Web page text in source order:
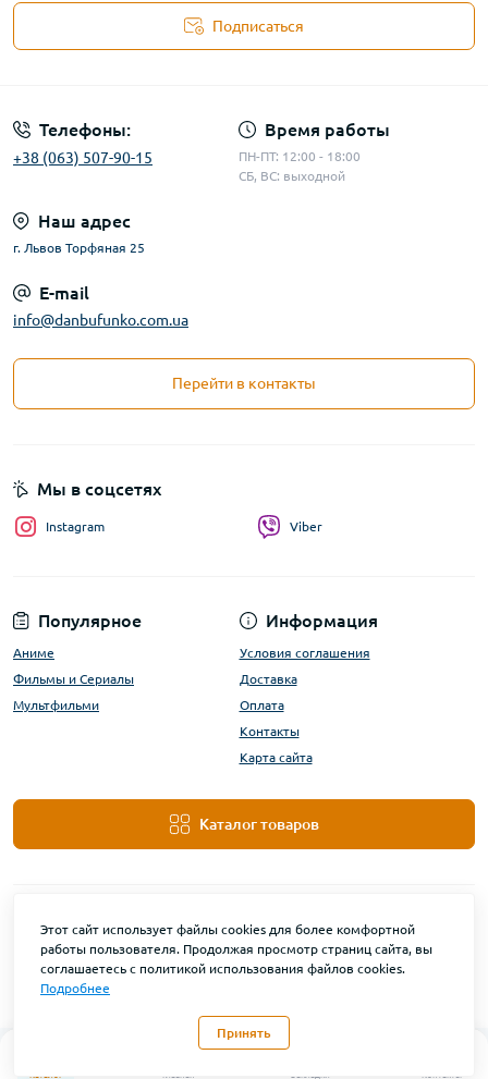
Каталог Главная Закладки Контакты
Подписаться
Телефоны:
+38 (063) 507-90-15
Время работы
ПН-ПТ: 12:00 - 18:00
СБ, ВС: выходной
Наш адрес
г. Львов Торфяная 25
E-mail
info@danbufunko.com.ua
Перейти в контакты
Популярное
Аниме
Фильмы и Сериалы
Мультфильми
Информация
Условия соглашения
Доставка
Оплата
Контакты
Карта сайта
Каталог товаров
Мы в соцсетях
Instagram Viber
Этот сайт использует файлы cookies для более комфортной
работы пользователя. Продолжая просмотр страниц сайта, вы
соглашаетесь с политикой использования файлов cookies.
Подробнее
Принять